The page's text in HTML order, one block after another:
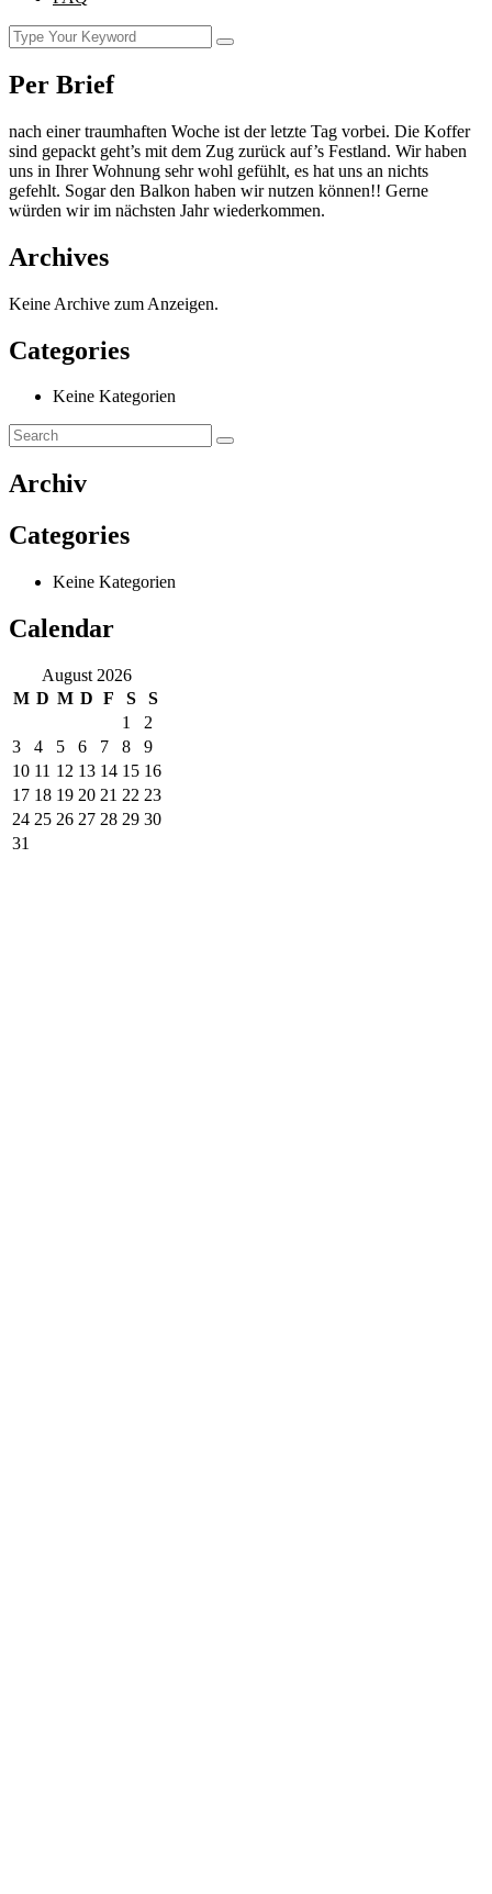
Per Brief
nach einer traumhaften Woche ist der letzte Tag vorbei. Die Koffer
sind gepackt geht’s mit dem Zug zurück auf’s Festland. Wir haben
uns in Ihrer Wohnung sehr wohl gefühlt, es hat uns an nichts
gefehlt. Sogar den Balkon haben wir nutzen können!! Gerne
würden wir im nächsten Jahr wiederkommen.
Archives
Keine Archive zum Anzeigen.
Categories
Keine Kategorien
Archiv
Categories
Keine Kategorien
Calendar
August 2026
M D M D F S
S
1
2
3
4 5 6 7 8
9
10 11 12 13 14 15 16
17 18 19 20 21 22 23
24 25 26 27 28 29 30
31